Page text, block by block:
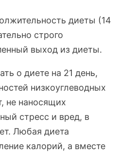
диеты (14
строго
выход из диеты.
о диете на 21 день,
низкоуглеводных
не наносящих
стресс и вред, в
Любая диета
калорий, а вместе